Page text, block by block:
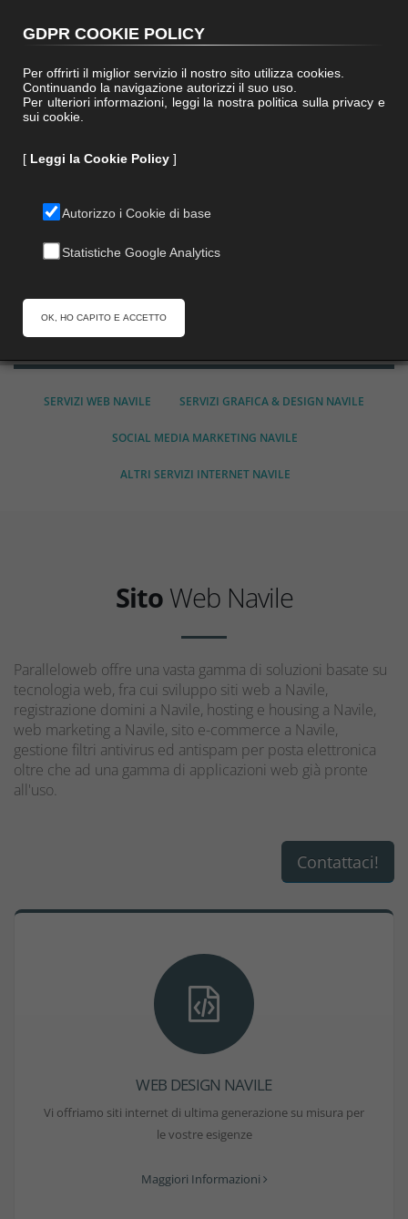
Siti Web e Siti E-Commerce a
Navile
SERVIZI WEB NAVILE SERVIZI GRAFICA & DESIGN NAVILE
SOCIAL MEDIA MARKETING NAVILE
ALTRI SERVIZI INTERNET NAVILE
SitoWeb Navile
Paralleloweb offre una vasta gamma di soluzioni basate su
tecnologia web, fra cui sviluppo siti web a Navile,
registrazione domini a Navile, hosting e housing a Navile,
web marketing a Navile, sito e-commerce a Navile,
gestione filtri antivirus ed antispam per posta elettronica
oltre che ad una gamma di applicazioni web già pronte
all'uso.
Contattaci!
WEB DESIGN NAVILE
Vi offriamo siti internet di ultima generazione su misura per
le vostre esigenze
Maggiori Informazioni
GDPR COOKIE POLICY
Per offrirti il miglior servizio il nostro sito utilizza cookies.
Continuando la navigazione autorizzi il suo uso.
Per ulteriori informazioni, leggi la nostra politica sulla privacy e
sui cookie.
[ Leggi la Cookie Policy ]
Autorizzo i Cookie di base
Statistiche Google Analytics
OK, HO CAPITO E ACCETTO